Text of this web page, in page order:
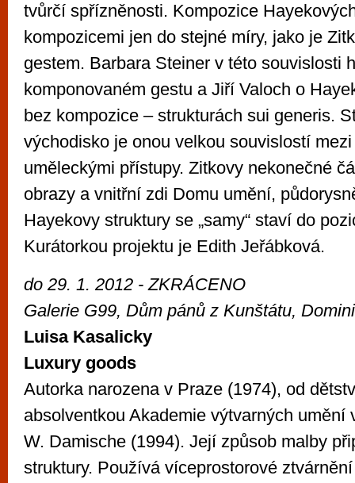
tvůrčí spřízněnosti. Kompozice
kompozicemi jen do stejné míry, jako je
gestem. Barbara Steiner v této souvislosti
komponovaném gestu a Jiří Valoch o
bez kompozice – strukturách sui generis.
východisko je onou velkou souvislostí
uměleckými přístupy. Zitkovy nekonečné
obrazy a vnitřní zdi Domu umění,
Hayekovy struktury se „samy“ staví do
Kurátorkou projektu je Edith Jeřábková.
do 29. 1. 2012 - ZKRÁCENO
Galerie G99, Dům pánů z Kunštátu,
Luisa Kasalicky
Luxury goods
Autorka narozena v Praze (1974), od
absolventkou Akademie výtvarných umění
W. Damische (1994). Její způsob malby
struktury. Používá víceprostorové